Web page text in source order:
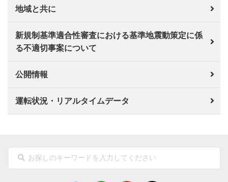
地域と共に
新規制基準適合性審査における基準地震動策定に係
る不適切事案について
公開情報
運転状況・リアルタイムデータ